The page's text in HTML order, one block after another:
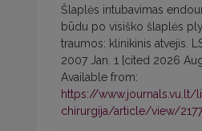
Šlaplės intubavimas
būdu po visiško šlaplės
traumos: klinikinis atvejis.
2007 Jan. 1 [cited 2026
Available from:
https://www.journals.vu.lt/
chirurgija/article/view/2177